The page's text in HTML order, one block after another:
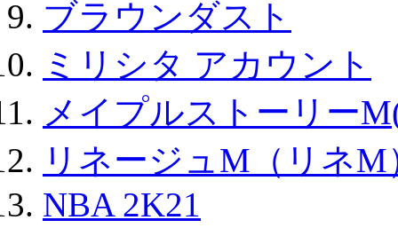
ブラウンダスト
ミリシタ アカウント
メイプルストーリー
リネージュM（リネM
NBA 2K21